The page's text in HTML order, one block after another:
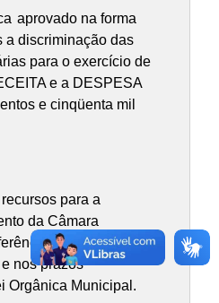
aprovado na forma
a discriminação das
para o exercício de
e a DESPESA
e cinqüenta mil
para a
da Câmara
efetuadas pelo
nos prazos
Orgânica Municipal.